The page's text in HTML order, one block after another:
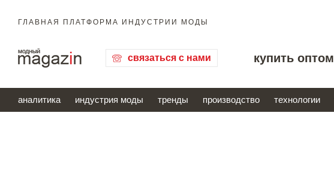
ГЛАВНАЯ ПЛАТФОРМА ИНДУСТРИИ МОДЫ
связаться с нами купить оптом
аналитика индустрия моды тренды производство технологии